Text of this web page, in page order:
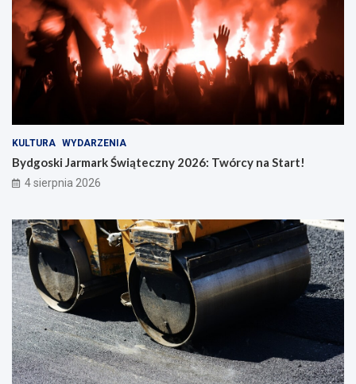
KULTURA WYDARZENIA
Bydgoski Jarmark Świąteczny 2026: Twórcy na Start!
4 sierpnia 2026